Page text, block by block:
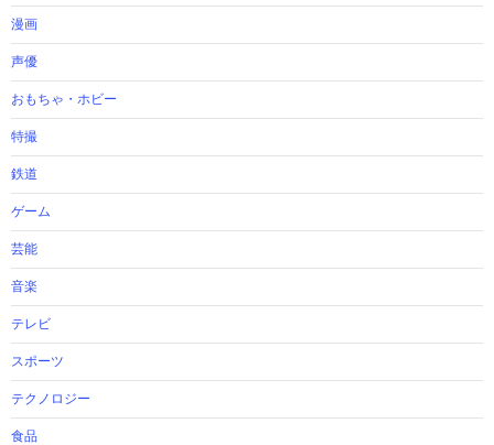
漫画
声優
おもちゃ・ホビー
特撮
鉄道
ゲーム
芸能
音楽
テレビ
スポーツ
テクノロジー
食品